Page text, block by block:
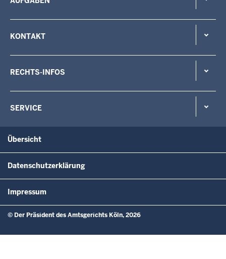
KONTAKT
RECHTS-INFOS
SERVICE
Übersicht
Datenschutzerklärung
Impressum
© Der Präsident des Amtsgerichts Köln, 2026